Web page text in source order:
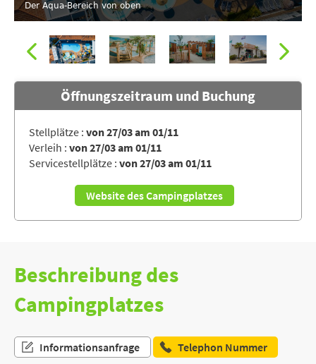
Der Aqua-Bereich von oben
Das Hallenbad des Campingplatzes LE CARAVAN'ÎLE
Öffnungszeitraum und Buchung
Stellplätze : von 27/03 am 01/11
Verleih : von 27/03 am 01/11
Servicestellplätze : von 27/03 am 01/11
Website des Campingplatzes
Beschreibung des
Campingplatzes
Informationsanfrage
Telephon Nummer